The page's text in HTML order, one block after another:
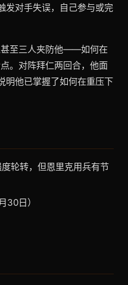
发对手失误，自己参与或完
甚至三人夹防他——如何在
。对阵拜仁两回合，他面
明他已掌握了如何在重压下
轮转，但恩里克用兵有节
30日）